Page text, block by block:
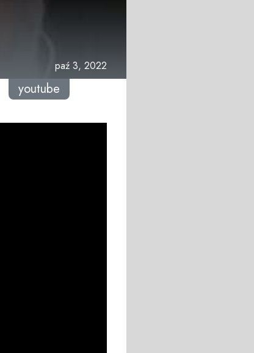
paź 3, 2022
youtube